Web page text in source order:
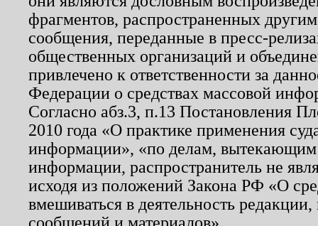
фрагментов, распространенных
сообщения, переданные в пресс-
общественных организаций и
привлечено к ответственности за
Федерации о средствах массовой
Согласно абз.3, п.13 Постановления
2010 года «О практике применения
информации», «по делам, вытекающим
информации, распространитель не
исходя из положений Закона РФ «О
вмешиваться в деятельность
сообщений и материалов».